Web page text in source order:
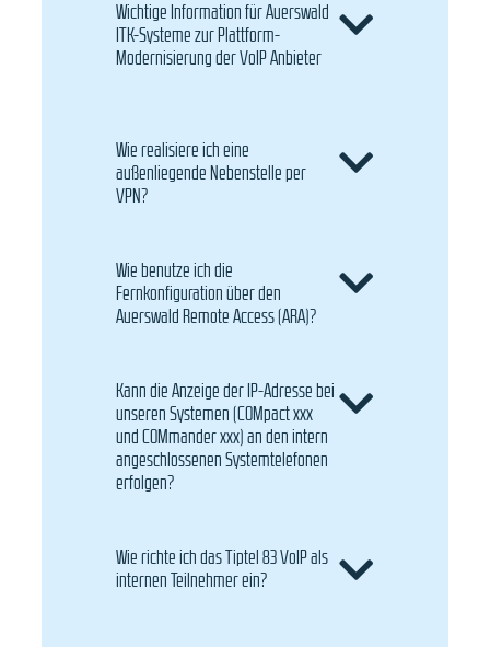
Wichtige Information für Auerswald
ITK-Systeme zur Plattform-
Modernisierung der VoIP Anbieter
Wie realisiere ich eine
außenliegende Nebenstelle per
VPN?
Wie benutze ich die
Fernkonfiguration über den
Auerswald Remote Access (ARA)?
Kann die Anzeige der IP-Adresse bei
unseren Systemen (COMpact xxx
und COMmander xxx) an den intern
angeschlossenen Systemtelefonen
erfolgen?
Wie richte ich das Tiptel 83 VoIP als
internen Teilnehmer ein?